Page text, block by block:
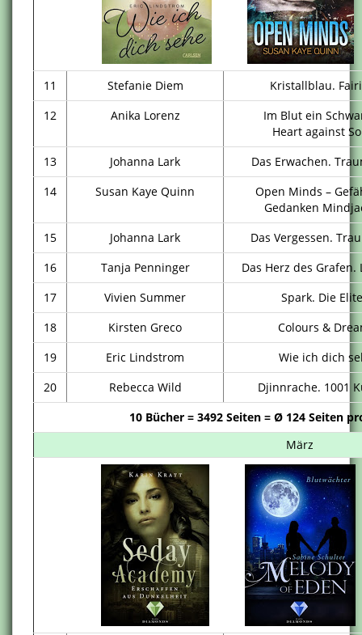
11 Stefanie Diem
Kristallblau.
12
Anika Lorenz
Im Blut ein
Heart against
13
Johanna Lark
Das Erwachen.
14
Susan Kaye Quinn
Open Minds –
Gedanken
15
Johanna Lark
Das Vergessen.
16
Tanja Penninger
Das Herz des Grafen.
17
Vivien Summer
Spark. Die
18
Kirsten Greco
Colours &
19
Eric Lindstrom
Wie ich dich
20
Rebecca Wild
Djinnrache. 1001
10 Bücher = 3492 Seiten = Ø 124 Seiten
März